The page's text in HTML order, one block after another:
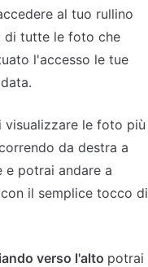
al tuo rullino
di tutte le foto che
l'accesso le tue
visualizzare le foto più
da destra a
e potrai andare a
il semplice tocco di
verso l'alto potrai